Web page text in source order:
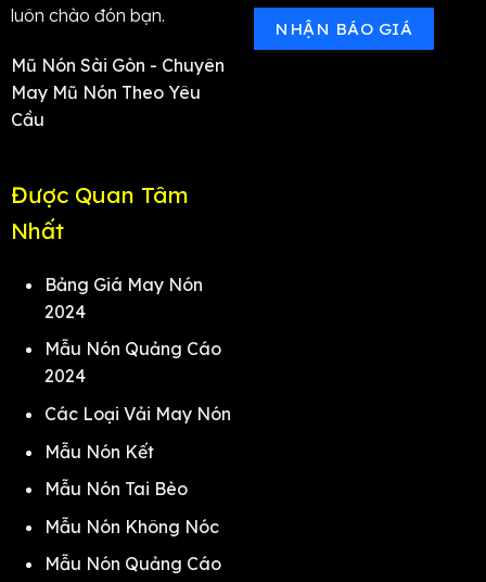
luôn chào đón bạn.
Mũ Nón Sài Gòn - Chuyên
May Mũ Nón Theo Yêu
Cầu
NHẬN BÁO GIÁ
Được Quan Tâm
Nhất
Bảng Giá May Nón
2024
Mẫu Nón Quảng Cáo
2024
Các Loại Vải May Nón
Mẫu Nón Kết
Mẫu Nón Tai Bèo
Mẫu Nón Không Nóc
Mẫu Nón Quảng Cáo